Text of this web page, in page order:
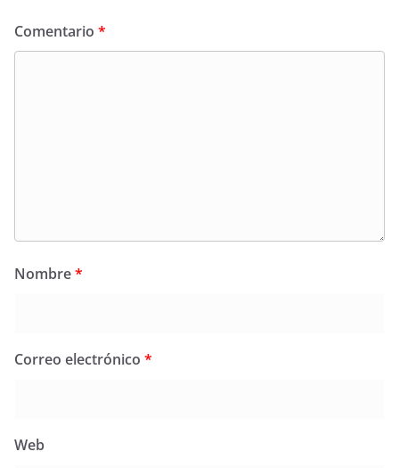
Comentario *
Nombre*
Correo electrónico *
Web